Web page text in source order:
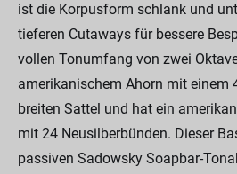
ist die Korpusform schlank und
tieferen Cutaways für bessere
vollen Tonumfang von zwei
amerikanischem Ahorn mit einem
breiten Sattel und hat ein
mit 24 Neusilberbünden. Dieser
passiven Sadowsky Soapbar-